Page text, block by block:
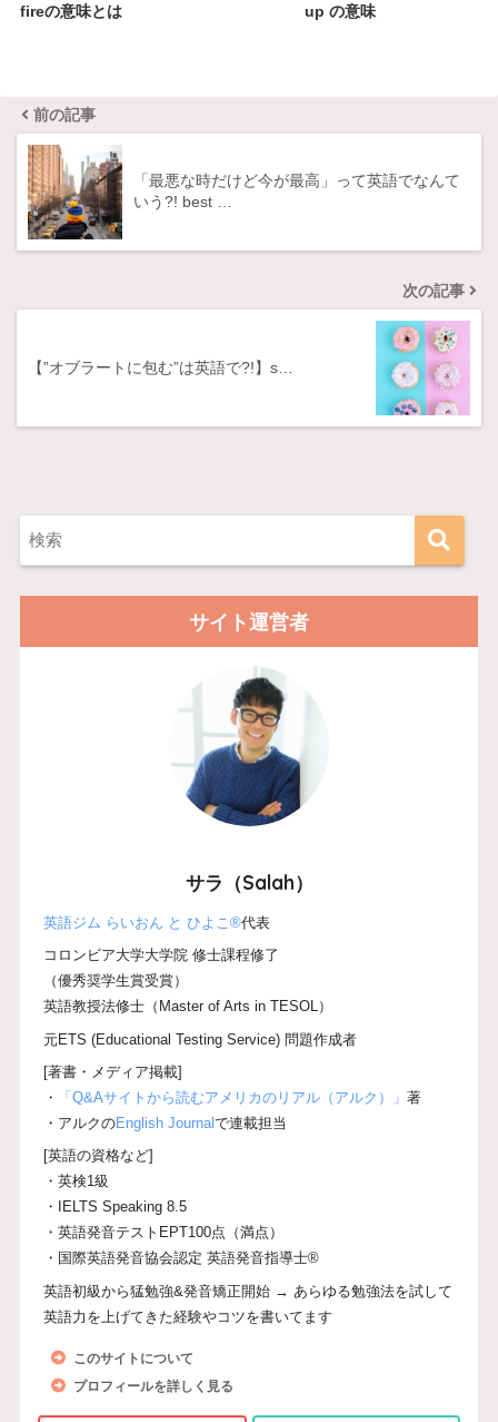
fireの意味とは
up の意味
前の記事
「最悪な時だけど今が最高」って英語でなんて
いう?! best …
次の記事
【”オブラートに包む”は英語で?!】s…
サイト運営者
サラ（Salah）
英語ジム らいおん と ひよこ®代表
コロンビア大学大学院 修士課程修了
（優秀奨学生賞受賞）
英語教授法修士（Master of Arts in TESOL）
元ETS (Educational Testing Service) 問題作成者
[著書・メディア掲載]
・
「Q&Aサイトから読むアメリカのリアル（アルク）」著
・アルクのEnglish Journalで連載担当
[英語の資格など]
・英検1級
・IELTS Speaking 8.5
・英語発音テストEPT100点（満点）
・国際英語発音協会認定 英語発音指導士®
英語初級から猛勉強&発音矯正開始 → あらゆる勉強法を試して
英語力を上げてきた経験やコツを書いてます
このサイトについて
プロフィールを詳しく見る